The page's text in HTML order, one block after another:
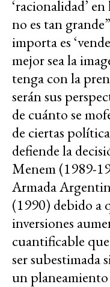
‘racionalidad’
no es tan
importa es
mejor sea la
tenga con la
serán sus
de cuánto se
de ciertas
defiende la
Menem (1989-
Armada
(1990) debido a
inversiones
cuantificable
ser subestimada
un